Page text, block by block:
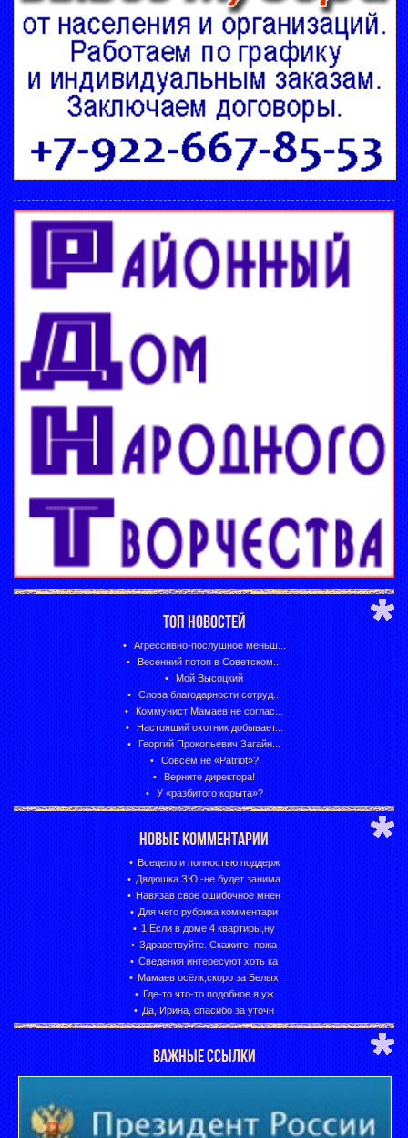
ТОП НОВОСТЕЙ
Агрессивно-послушное меньш...
Весенний потоп в Советском...
Мой Высоцкий
Слова благодарности сотруд...
Коммунист Мамаев не соглас...
Настоящий охотник добывает...
Георгий Прокопьевич Загайн...
Совсем не «Patriot»?
Верните директора!
У «разбитого корыта»?
НОВЫЕ КОММЕНТАРИИ
Всецело и полностью поддерж
Дядюшка ЗЮ -не будет занима
Навязав свое ошибочное мнен
Для чего рубрика комментари
1.Если в доме 4 квартиры,ну
Здравствуйте. Скажите, пожа
Сведения интересуют хоть ка
Мамаев осёлк,скоро за Белых
Где-то что-то подобное я уж
Да, Ирина, спасибо за уточн
ВАЖНЫЕ ССЫЛКИ